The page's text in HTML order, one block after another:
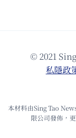
© 2021
私隱政
本材料由Sing Tao
限公司發佈，